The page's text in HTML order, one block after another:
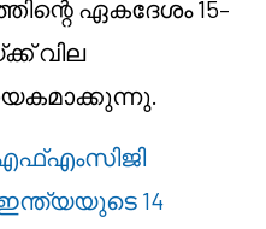
ഏകദേശം 15–
വില
14